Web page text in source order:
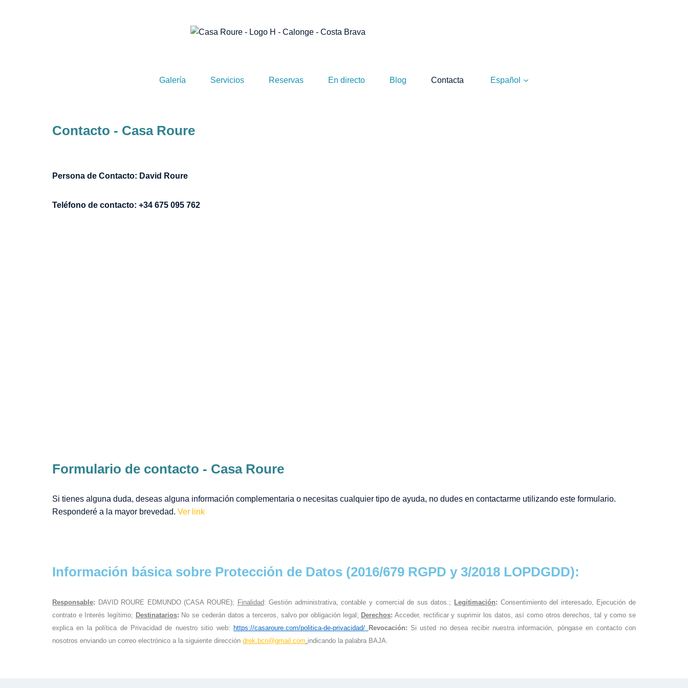
Galería Servicios Reservas En directo Blog Contacta Español
Contacto - Casa Roure
Persona de Contacto: David Roure
Teléfono de contacto: +34 675 095 762
Formulario de contacto - Casa Roure
Si tienes alguna duda, deseas alguna información complementaria o necesitas cualquier tipo de ayuda, no dudes en contactarme utilizando este formulario.
Responderé a la mayor brevedad. Ver link
Información básica sobre Protección de Datos (2016/679 RGPD y 3/2018 LOPDGDD):
Responsable: DAVID ROURE EDMUNDO (CASA ROURE); Finalidad: Gestión administrativa, contable y comercial de sus datos.; Legitimación: Consentimiento del interesado, Ejecución de
contrato e Interés legítimo; Destinatarios: No se cederán datos a terceros, salvo por obligación legal ; Derechos: Acceder, rectificar y suprimir los datos, así como otros derechos, tal y como se
explica en la política de Privacidad de nuestro sitio web: https://casaroure.com/politica-de-privacidad/ Revocación: Si usted no desea recibir nuestra información, póngase en contacto con
nosotros enviando un correo electrónico a la siguiente dirección drek.bcn@gmail.com indicando la palabra BAJA.